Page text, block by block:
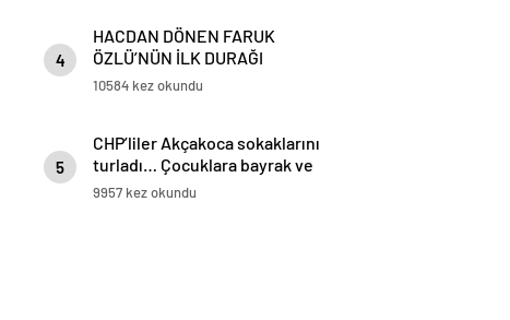
4
HACDAN DÖNEN FARUK
ÖZLÜ’NÜN İLK DURAĞI
AKÇAKOCA OLDU
10584 kez okundu
5
CHP’liler Akçakoca sokaklarını
turladı… Çocuklara bayrak ve
balon dağıttı
9957 kez okundu